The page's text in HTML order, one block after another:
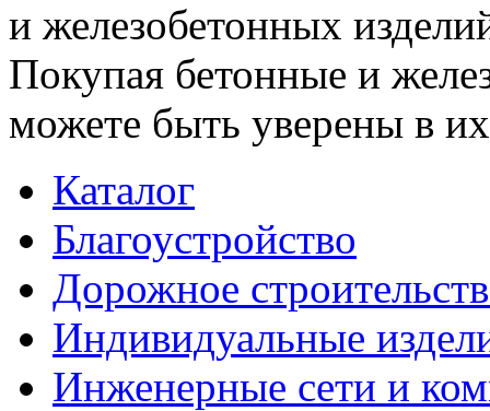
и железобетонных
Покупая бетонные и
можете быть уверены в их
Каталог
Благоустройство
Дорожное
Индивидуальные
Инженерные сети и